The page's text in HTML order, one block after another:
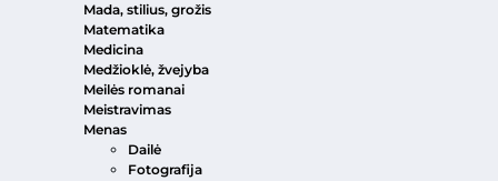
Mada, stilius, grožis
Matematika
Medicina
Medžioklė, žvejyba
Meilės romanai
Meistravimas
Menas
Dailė
Fotografija